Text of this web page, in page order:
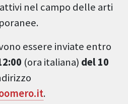
nel campo delle arti
essere inviate entro
(ora italiana) del 10
.